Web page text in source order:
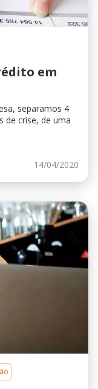
em
separamos 4
de crise, de uma
14/04/2020